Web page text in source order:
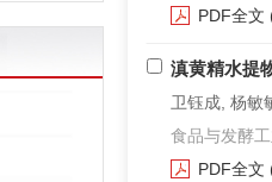
PDF全文
滇黄精水提
卫钰成, 杨敏
食品与发酵
PDF全文